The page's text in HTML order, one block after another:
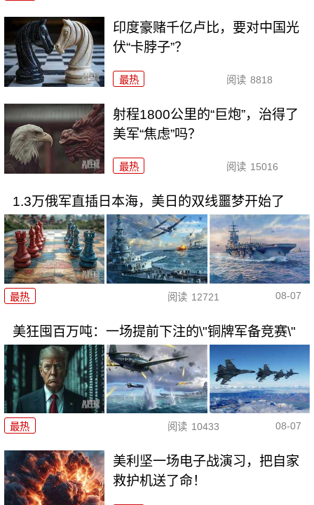
印度豪赌千亿卢比，要对中国光
伏“卡脖子”？
最热 阅读 8818
射程1800公里的“巨炮”，治得了
美军“焦虑”吗？
最热 阅读 15016
1.3万俄军直插日本海，美日的双线噩梦开始了
最热 阅读 12721 08-07
美狂囤百万吨：一场提前下注的\"铜牌军备竞赛\"
最热 阅读 10433 08-07
美利坚一场电子战演习，把自家
救护机送了命！